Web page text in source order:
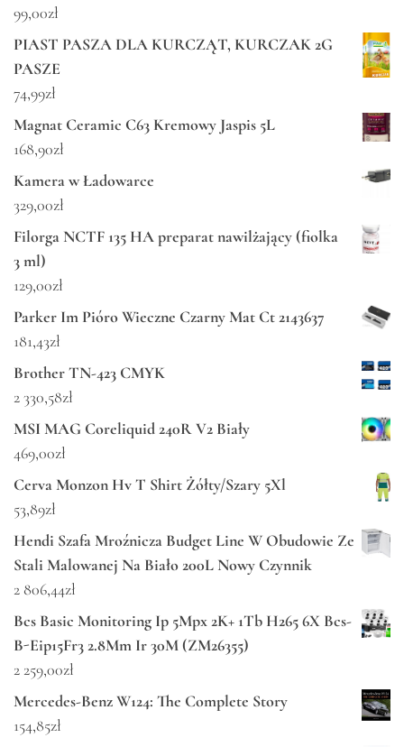
99,00zł
PIAST PASZA DLA KURCZĄT, KURCZAK 2G
PASZE
74,99zł
Magnat Ceramic C63 Kremowy Jaspis 5L
168,90zł
Kamera w Ładowarce
329,00zł
Filorga NCTF 135 HA preparat nawilżający (fiolka
3 ml)
129,00zł
Parker Im Pióro Wieczne Czarny Mat Ct 2143637
181,43zł
Brother TN-423 CMYK
2 330,58zł
MSI MAG Coreliquid 240R V2 Biały
469,00zł
Cerva Monzon Hv T Shirt Żółty/Szary 5Xl
53,89zł
Hendi Szafa Mroźnicza Budget Line W Obudowie Ze
Stali Malowanej Na Biało 200L Nowy Czynnik
2 806,44zł
Bcs Basic Monitoring Ip 5Mpx 2K+ 1Tb H265 6X Bcs-
B-Eip15Fr3 2.8Mm Ir 30M (ZM26355)
2 259,00zł
Mercedes-Benz W124: The Complete Story
154,85zł